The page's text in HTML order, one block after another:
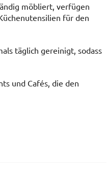
möbliert, verfügen
für den
täglich gereinigt, sodass
und Cafés, die den